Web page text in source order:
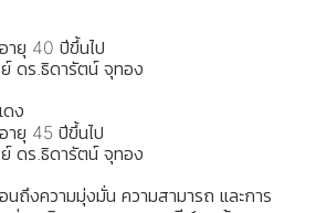
ายุ 40 ปีขึ้นไป
ดร.ธิดารัตน์ จุทอง
ง
ยุ 45 ปีขึ้นไป
ดร.ธิดารัตน์ จุทอง
นถึงความมุ่งมั่น ความสามารถ และการ